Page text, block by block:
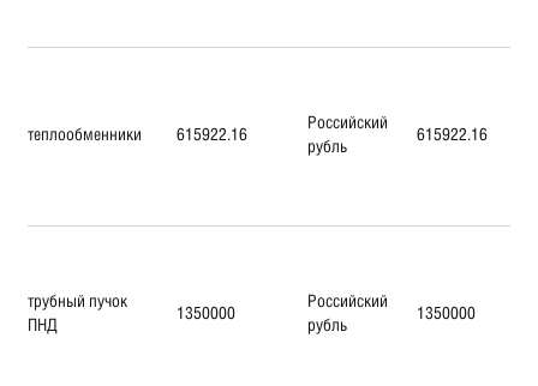
теплообменники 615922.16
Российский
рубль
615922.16
трубный пучок
ПНД
1350000
Российский
рубль
1350000